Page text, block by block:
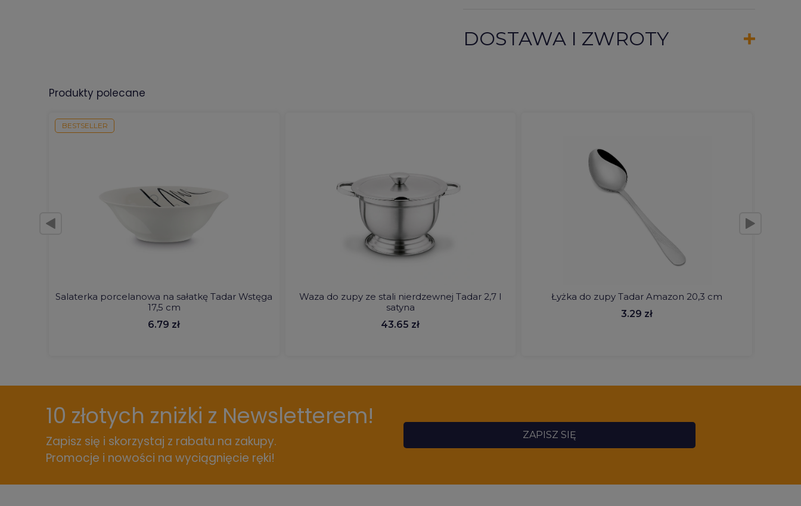
DOSTAWA I ZWROTY
produkty polecane
BESTSELLER
Salaterka porcelanowa na sałatkę Tadar Wstęga
17,5 cm
6.79 zł
Waza do zupy ze stali nierdzewnej Tadar 2,7 l
satyna
43.65 zł
Łyżka do zupy Tadar Amazon 20,3 cm
3.29 zł
10 złotych zniżki z Newsletterem!
Zapisz się i skorzystaj z rabatu na zakupy.
Promocje i nowości na wyciągnięcie ręki!
ZAPISZ SIĘ